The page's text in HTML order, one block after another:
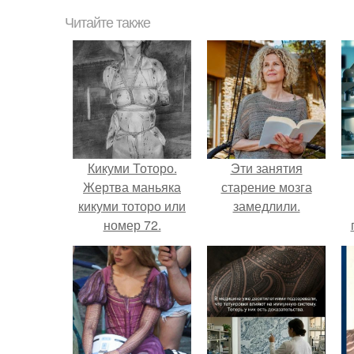
Читайте также
Кикуми Тоторо.
Жертва маньяка
кикуми тоторо или
номер 72.
Эти занятия
старение мозга
замедлили.